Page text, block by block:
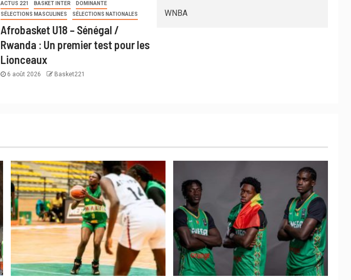
ACTUS 221 BASKET INTER
DOMINANTE
SÉLECTIONS MASCULINES
SÉLECTIONS NATIONALES
Afrobasket U18 – Sénégal /
Rwanda : Un premier test pour les
Lionceaux
6 août 2026 Basket221
WNBA